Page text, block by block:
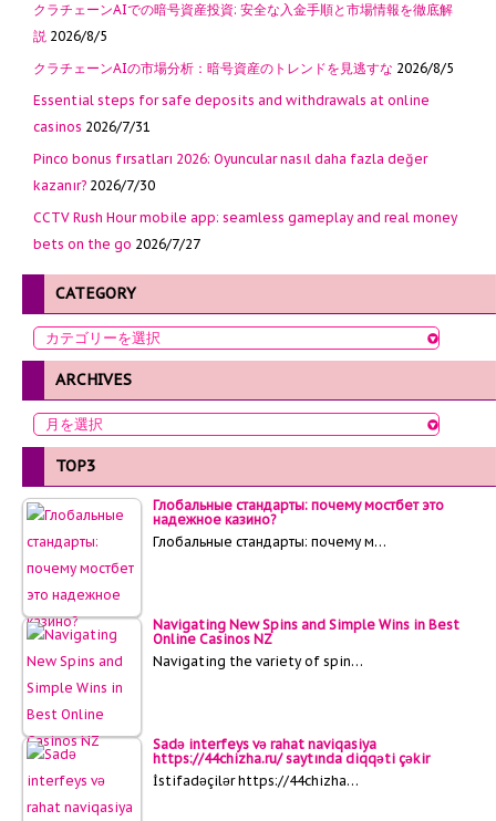
クラチェーンAIでの暗号資産投資: 安全な入金手順と市場情報を徹底解
説 2026/8/5
クラチェーンAIの市場分析：暗号資産のトレンドを見逃すな 2026/8/5
Essential steps for safe deposits and withdrawals at online
casinos 2026/7/31
Pinco bonus fırsatları 2026: Oyuncular nasıl daha fazla değer
kazanır? 2026/7/30
CCTV Rush Hour mobile app: seamless gameplay and real money
bets on the go 2026/7/27
CATEGORY
ARCHIVES
TOP3
Глобальные стандарты: почему мостбет это
надежное казино?
Глобальные стандарты: почему м…
Navigating New Spins and Simple Wins in Best
Online Casinos NZ
Navigating the variety of spin…
Sadə interfeys və rahat naviqasiya
https://44chizha.ru/ saytında diqqəti çəkir
İstifadəçilər https://44chizha…